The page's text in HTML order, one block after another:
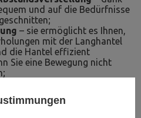
und auf die Bedürfnisse
– sie ermöglicht es Ihnen,
mit der Langhantel
die Hantel effizient
Sie eine Bewegung nicht
können Sie Ihr eigenes